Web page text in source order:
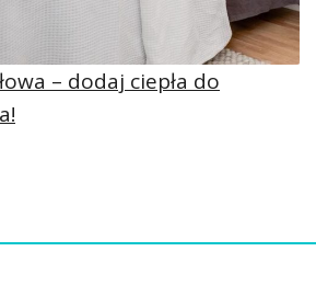
– dodaj ciepła do